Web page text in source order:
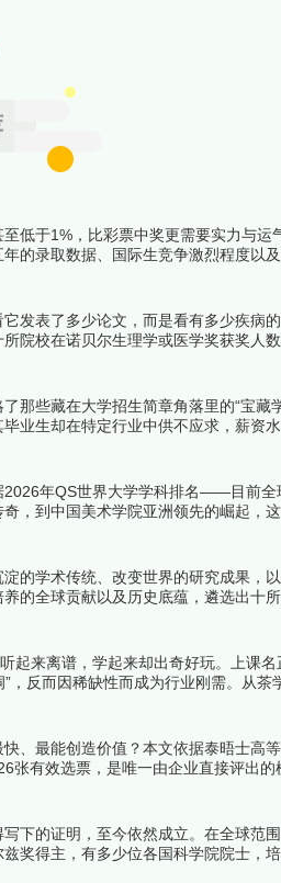
低于1%，比彩票中奖更需要实力与运
的录取数据、国际生竞争激烈程度以及
前就完成了一次人生的终极闯关。下面
发表了多少论文，而是看有多少疾病
院校在诺贝尔生理学或医学奖获奖人数
共同构成了当代医学研究的第一梯队。
那些藏在大学招生简章角落里的“宝藏
业生却在特定行业中供不应求，薪资水
现。下面跟着榜中榜编辑一起来看看详
年QS世界大学学科排名——目前
到中国美术学院亚洲领先的崛起，这
的学术传统、改变世界的研究成果，
的全球贡献以及历史底蕴，遴选出十所
人类文明的下一章。下面跟着榜中榜
来离谱，学起来却出奇好玩。上课
反而因稀缺性而成为行业刚需。从茶
榜编辑一起来看看详细名单吧！
、最能创造价值？本文依据泰晤士高
有效选票，是唯一由企业直接评出的
下面跟着榜中榜编辑一起来看看详细名
下的证明，至今依然成立。在全球范
奖得主，有多少位各国科学院院士，培
改变数学面貌的成果，它们是全球数